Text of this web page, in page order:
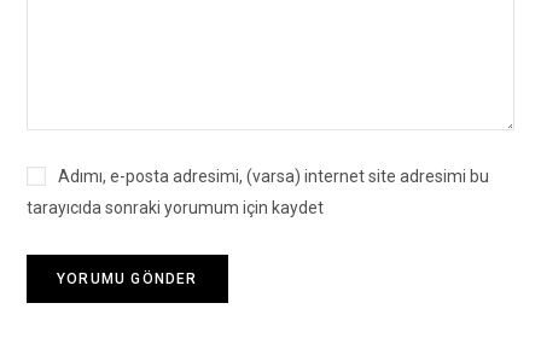
Adımı, e-posta adresimi, (varsa) internet site adresimi bu
tarayıcıda sonraki yorumum için kaydet